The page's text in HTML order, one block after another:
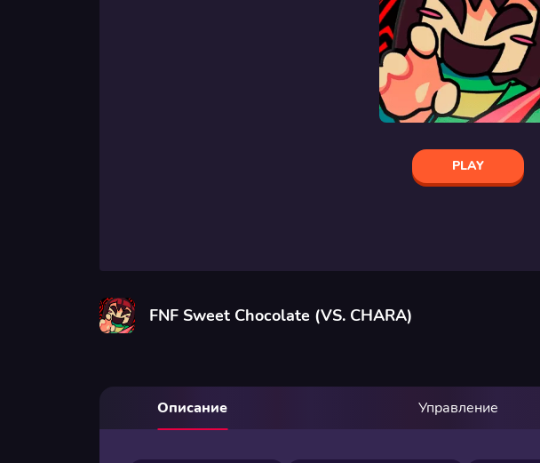
PLAY
FNF Sweet Chocolate (VS. CHARA)
Описание Управление